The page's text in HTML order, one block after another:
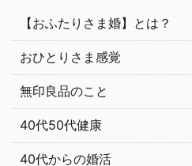
【おふたりさま婚】とは？
おひとりさま感覚
無印良品のこと
40代50代健康
40代からの婚活